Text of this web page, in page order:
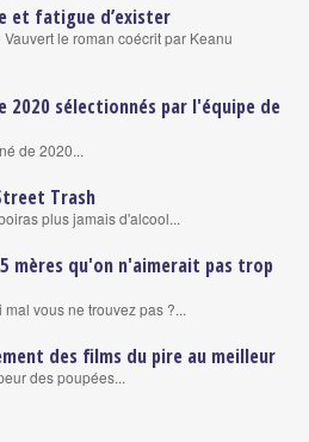
et fatigue d’exister
le roman coécrit par Keanu
2020 sélectionnés par l'équipe de
de 2020...
Trash
plus jamais d'alcool...
mères qu'on n'aimerait pas trop
vous ne trouvez pas ?...
des films du pire au meilleur
des poupées...